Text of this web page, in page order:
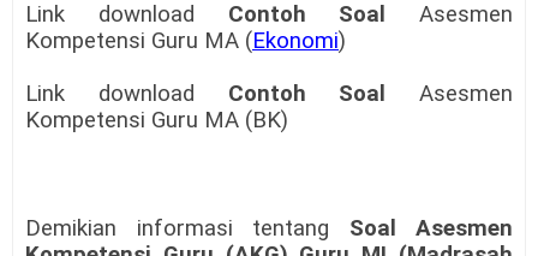
Link download Contoh Soal Asesmen
Kompetensi Guru MA (Ekonomi)
Link download Contoh Soal Asesmen
Kompetensi Guru MA (BK)
Demikian informasi tentang Soal Asesmen